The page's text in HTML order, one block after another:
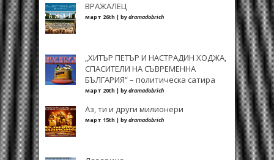
ВРАЖАЛЕЦ
март 26th | bydramadobrich
„ХИТЪР ПЕТЪР И НАСТРАДИН ХОДЖА,
СПАСИТЕЛИ НА СЪВРЕМЕННА
БЪЛГАРИЯ“ – политическа сатира
март 20th | bydramadobrich
Аз, ти и други милионери
март 15th | bydramadobrich